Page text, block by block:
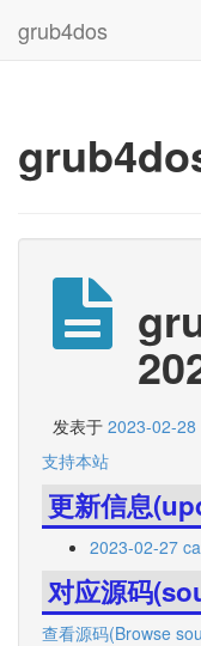
grub4dos
发表于 2023-02-28
支持本站
更新信息
2023-02-27
对应源码
查看源码(Browse